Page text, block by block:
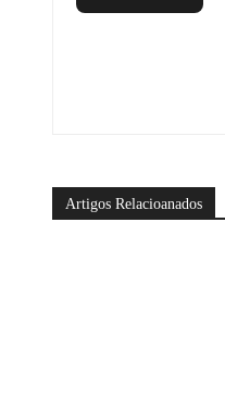
Artigos Relacioanados